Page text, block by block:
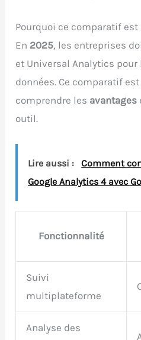
Pourquoi ce comparatif
En 2025, les entreprises
et Universal Analytics pour
données. Ce comparatif
comprendre les avantages
outil.
Lire aussi :
Comment
Google Analytics 4 avec
Fonctionnalité
Suivi
multiplateforme
Analyse des